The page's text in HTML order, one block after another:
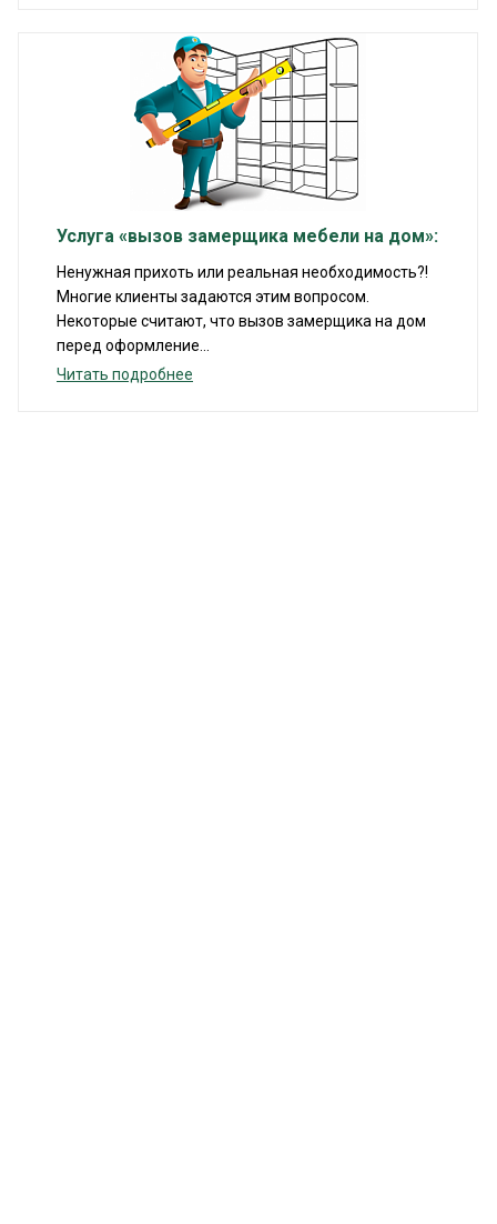
Услуга «вызов замерщика мебели на дом»:
Ненужная прихоть или реальная необходимость?!
Многие клиенты задаются этим вопросом.
Некоторые считают, что вызов замерщика на дом
перед оформление...
Читать подробнее